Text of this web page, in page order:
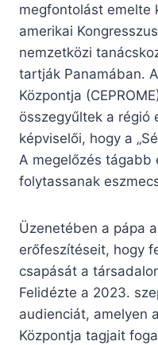
megfontolást emelte
amerikai
nemzetközi
tartják Panamában.
Központja
összegyűltek a régió
képviselői, hogy a
A megelőzés tágabb
folytassanak
Üzenetében a pápa
erőfeszítéseit, hogy
csapását a
Felidézte a 2023.
audienciát, amelyen
Központja tagjait